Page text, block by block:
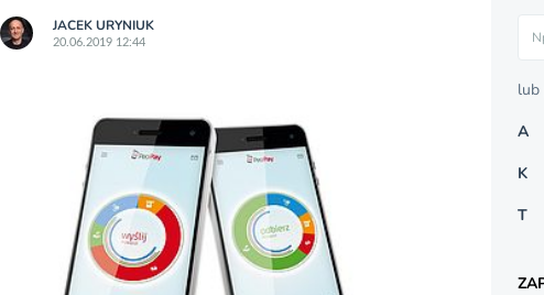
JACEK URYNIUK
20.06.2019 12:44
lub
A
K
T